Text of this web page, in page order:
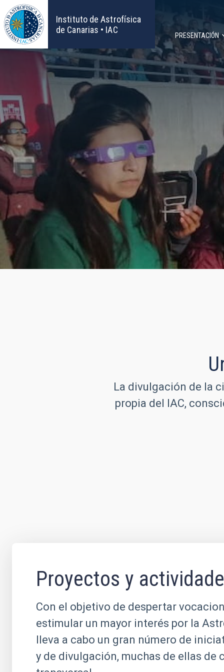
Pasar
al
contenido
principal
Instituto de Astrofísica
de Canarias • IAC
PRESENTACIÓN
La divulgación de la
propia del IAC,
Proyectos y
Con el objetivo de despertar
estimular un mayor interés por la
lleva a cabo un gran número de
y de divulgación, muchas de ellas de